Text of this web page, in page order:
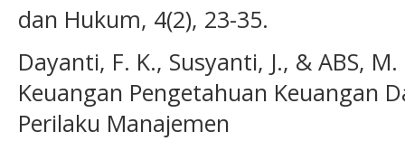
dan Hukum, 4(2), 23-35.
Dayanti, F. K., Susyanti, J., & ABS,
Keuangan Pengetahuan Keuangan
Perilaku Manajemen